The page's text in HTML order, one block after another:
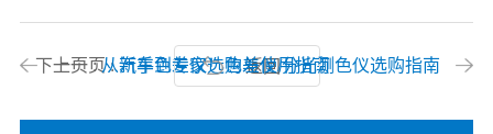
上一页 :汽车色差仪选购与使用指南
返回
下一页 :从新手到专家！色差仪/分光测色仪选购指南